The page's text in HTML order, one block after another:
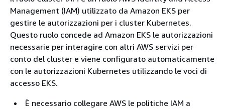
Management (IAM) utilizzato da Amazon EKS per
gestire le autorizzazioni per i cluster Kubernetes.
Questo ruolo concede ad Amazon EKS le autorizzazioni
necessarie per interagire con altri AWS servizi per
conto del cluster e viene configurato automaticamente
con le autorizzazioni Kubernetes utilizzando le voci di
accesso EKS.
È necessario collegare AWS le politiche IAM a